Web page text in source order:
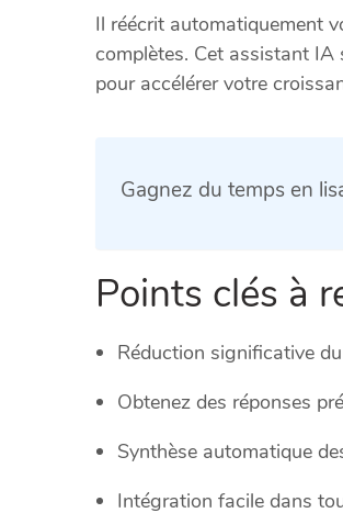
Il réécrit automatiquement
complètes. Cet assistant IA
pour accélérer votre
Gagnez du temps en
Points clés à
Réduction significative
Obtenez des réponses
Synthèse automatique
Intégration facile dans